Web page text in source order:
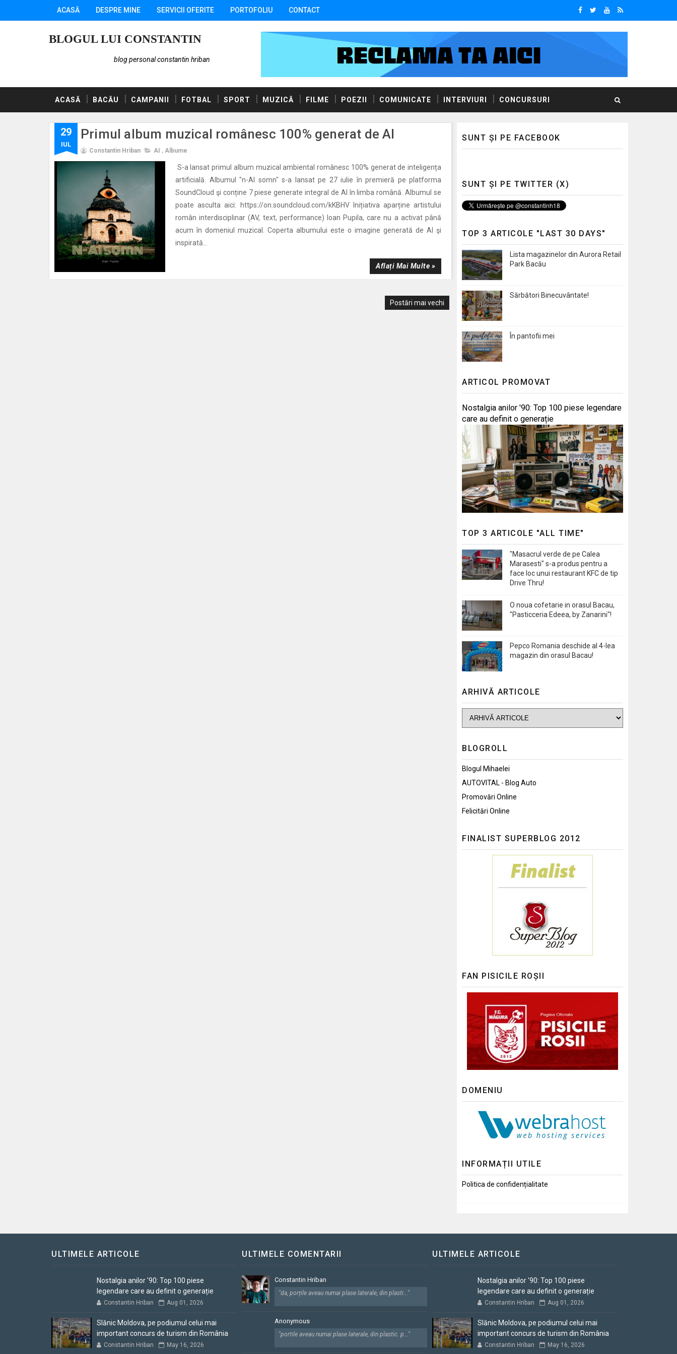
ACASĂ DESPRE MINE SERVICII OFERITE PORTOFOLIU CONTACT
BLOGUL LUI CONSTANTIN
blog personal constantin hriban
ACASĂ BACĂU CAMPANII FOTBAL SPORT MUZICĂ FILME POEZII COMUNICATE INTERVIURI CONCURSURI
29
IUL
Primul album muzical românesc 100% generat de AI
Constantin Hriban AI , Albume
S-a lansat primul album muzical ambiental românesc 100% generat de inteligența
artificială. Albumul "n-AI somn" s-a lansat pe 27 iulie în premieră pe platforma
SoundCloud şi conține 7 piese generate integral de AI în limba română. Albumul se
poate asculta aici: https://on.soundcloud.com/kKBHV Inițiativa aparține artistului
român interdisciplinar (AV, text, performance) Ioan Pupila, care nu a activat până
acum în domeniul muzical. Coperta albumului este o imagine generată de AI şi
inspirată...
Aflați Mai Multe »
Postări mai vechi
SUNT ȘI PE FACEBOOK
SUNT ȘI PE TWITTER (X)
TOP 3 ARTICOLE "LAST 30 DAYS"
Lista magazinelor din Aurora Retail
Park Bacău
Sărbători Binecuvântate!
În pantofii mei
ARTICOL PROMOVAT
Nostalgia anilor '90: Top 100 piese legendare
care au definit o generație
TOP 3 ARTICOLE "ALL TIME"
"Masacrul verde de pe Calea
Marasesti" s-a produs pentru a
face loc unui restaurant KFC de tip
Drive Thru!
O noua cofetarie in orasul Bacau,
"Pasticceria Edeea, by Zanarini"!
Pepco Romania deschide al 4-lea
magazin din orasul Bacau!
ARHIVĂ ARTICOLE
BLOGROLL
Blogul Mihaelei
AUTOVITAL - Blog Auto
Promovări Online
Felicitări Online
FINALIST SUPERBLOG 2012
FAN PISICILE ROȘII
DOMENIU
INFORMAȚII UTILE
Politica de confidențialitate
ULTIMELE ARTICOLE
Nostalgia anilor '90: Top 100 piese
legendare care au definit o generație
Constantin Hriban Aug 01, 2026
Slănic Moldova, pe podiumul celui mai
important concurs de turism din România
Constantin Hriban May 16, 2026
ULTIMELE COMENTARII
Constantin Hriban
"da, porțile aveau numai plase laterale, din plasti..."
Anonymous
"portile aveau numai plase laterale, din plastic. p..."
ULTIMELE ARTICOLE
Nostalgia anilor '90: Top 100 piese
legendare care au definit o generație
Constantin Hriban Aug 01, 2026
Slănic Moldova, pe podiumul celui mai
important concurs de turism din România
Constantin Hriban May 16, 2026